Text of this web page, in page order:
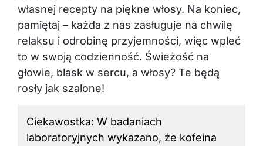
własnej recepty na piękne włosy. Na koniec,
pamiętaj – każda z nas zasługuje na chwilę
relaksu i odrobinę przyjemności, więc wpleć
to w swoją codzienność. Świeżość na
głowie, blask w sercu, a włosy? Te będą
rosły jak szalone!
Ciekawostka: W badaniach
laboratoryjnych wykazano, że kofeina